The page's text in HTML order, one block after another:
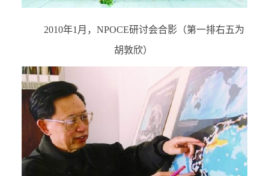
2010年1 月， NPOCE研讨会合影（第一排右五为
胡敦欣）